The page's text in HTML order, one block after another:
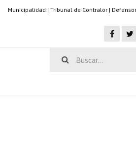
Municipalidad | Tribunal de Contralor |